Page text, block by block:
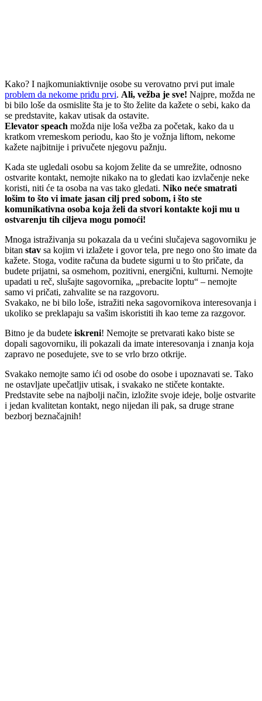
Kako? I najkomuniaktivnije osobe su verovatno prvi put imale
problem da nekome priđu prvi. Ali, vežba je sve! Najpre, možda ne
bi bilo loše da osmislite šta je to što želite da kažete o sebi, kako da
se predstavite, kakav utisak da ostavite.
Elevator speach možda nije loša vežba za početak, kako da u
kratkom vremeskom periodu, kao što je vožnja liftom, nekome
kažete najbitnije i privučete njegovu pažnju.
Kada ste ugledali osobu sa kojom želite da se umrežite, odnosno
ostvarite kontakt, nemojte nikako na to gledati kao izvlačenje neke
koristi, niti će ta osoba na vas tako gledati. Niko neće smatrati
lošim to što vi imate jasan cilj pred sobom, i što ste
komunikativna osoba koja želi da stvori kontakte koji mu u
ostvarenju tih ciljeva mogu pomoći!
Mnoga istraživanja su pokazala da u većini slučajeva sagovorniku je
bitan stav sa kojim vi izlažete i govor tela, pre nego ono što imate da
kažete. Stoga, vodite računa da budete sigurni u to što pričate, da
budete prijatni, sa osmehom, pozitivni, energični, kulturni. Nemojte
upadati u reč, slušajte sagovornika, „prebacite loptu“ – nemojte
samo vi pričati, zahvalite se na razgovoru.
Svakako, ne bi bilo loše, istražiti neka sagovornikova interesovanja i
ukoliko se preklapaju sa vašim iskoristiti ih kao teme za razgovor.
Bitno je da budete iskreni! Nemojte se pretvarati kako biste se
dopali sagovorniku, ili pokazali da imate interesovanja i znanja koja
zapravo ne posedujete, sve to se vrlo brzo otkrije.
Svakako nemojte samo ići od osobe do osobe i upoznavati se. Tako
ne ostavljate upečatljiv utisak, i svakako ne stičete kontakte.
Predstavite sebe na najbolji način, izložite svoje ideje, bolje ostvarite
i jedan kvalitetan kontakt, nego nijedan ili pak, sa druge strane
bezborj beznačajnih!